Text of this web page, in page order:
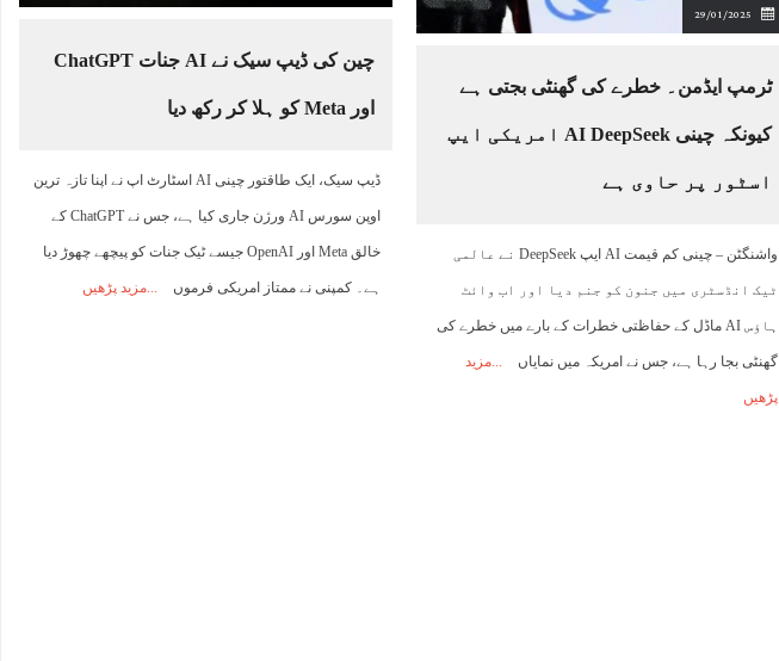
29/01/2025
ٹرمپ ایڈمن۔ خطرے کی گھنٹی بجتی ہے
کیونکہ چینی AI DeepSeek امریکی ایپ
اسٹور پر حاوی ہے
واشنگٹن – چینی کم قیمت AI ایپ DeepSeek نے عالمی
ٹیک انڈسٹری میں جنون کو جنم دیا اور اب وائٹ
ہاؤس AI ماڈل کے حفاظتی خطرات کے بارے میں خطرے کی
گھنٹی بجا رہا ہے، جس نے امریکہ میں نمایاں مزید
پڑھیں
چین کی ڈیپ سیک نے AI جنات ChatGPT
اور Meta کو ہلا کر رکھ دیا
ڈیپ سیک، ایک طاقتور چینی AI اسٹارٹ اپ نے اپنا تازہ ترین
اوپن سورس AI ورژن جاری کیا ہے، جس نے ChatGPT کے
خالق Meta اور OpenAI جیسے ٹیک جنات کو پیچھے چھوڑ دیا
ہے۔ کمپنی نے ممتاز امریکی فرموں مزید پڑھیں